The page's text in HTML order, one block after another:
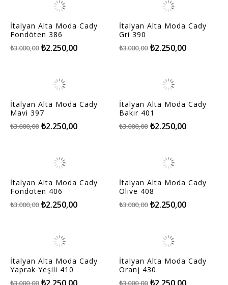
İtalyan Alta Moda Cady
Fondöten 386
₺2.250,00
₺3.000,00
İtalyan Alta Moda Cady
Gri 390
₺2.250,00
₺3.000,00
İtalyan Alta Moda Cady
Mavi 397
₺2.250,00
₺3.000,00
İtalyan Alta Moda Cady
Bakır 401
₺2.250,00
₺3.000,00
İtalyan Alta Moda Cady
Fondöten 406
₺2.250,00
₺3.000,00
İtalyan Alta Moda Cady
Olive 408
₺2.250,00
₺3.000,00
İtalyan Alta Moda Cady
Yaprak Yeşili 410
₺3.000,00
İtalyan Alta Moda Cady
Oranj 430
₺3.000,00